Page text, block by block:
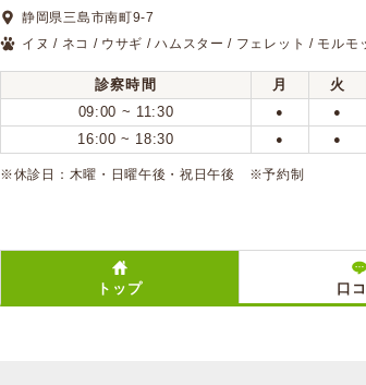
静岡県三島市南町9-7
イヌ / ネコ / ウサギ / ハムスター / フェレット / モルモ
診察時間 月 火
09:00 ~ 11:30
● ●
16:00 ~ 18:30 ● ●
※休診日：木曜・日曜午後・祝日午後 ※予約制
トップ 口